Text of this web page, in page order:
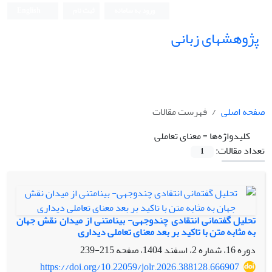
پژوهشهای زبانی
صفحه اصلی
فهرست مقالات
کلیدواژه‌ها =معنای تعاملی
تعداد مقالات:
1
تحلیل گفتمانی انتقادی چندوجهی- بینامتنی از میدان نقش جهان
به مثابه متن با تاکید بر بعد معنای تعاملی دیداری
دوره 16، شماره 2، اسفند 1404، صفحه
215-239
https://doi.org/10.22059/jolr.2026.388128.666907